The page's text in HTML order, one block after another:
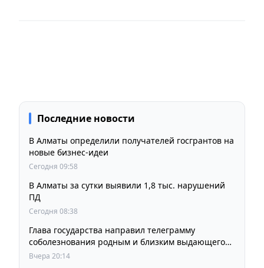
Последние новости
В Алматы определили получателей госгрантов на
новые бизнес-идеи
Сегодня 09:58
В Алматы за сутки выявили 1,8 тыс. нарушений
ПД
Сегодня 08:38
Глава государства направил телеграмму
соболезнования родным и близким выдающегося
кинорежиссера Ардака Амиркулова
Вчера 20:14